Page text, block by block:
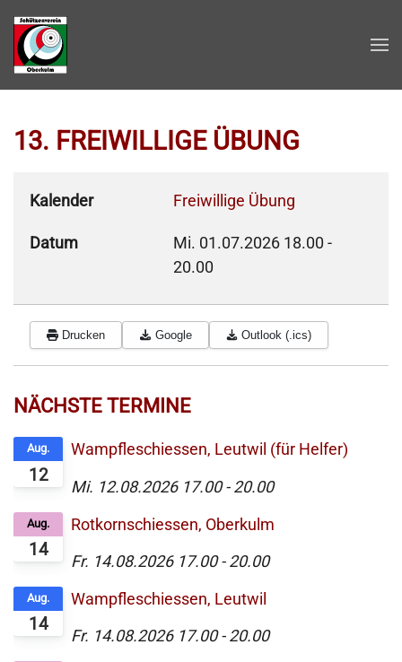
Zum Hauptinhalt springen
13. FREIWILLIGE ÜBUNG
Kalender Freiwillige Übung
Datum Mi. 01.07.2026 18.00 -
20.00
Drucken Google Outlook (.ics)
NÄCHSTE TERMINE
12
Aug.
Wampfleschiessen, Leutwil (für Helfer)
Mi. 12.08.2026 17.00 - 20.00
14
Aug.
Rotkornschiessen, Oberkulm
Fr. 14.08.2026 17.00 - 20.00
14
Aug.
Wampfleschiessen, Leutwil
Fr. 14.08.2026 17.00 - 20.00